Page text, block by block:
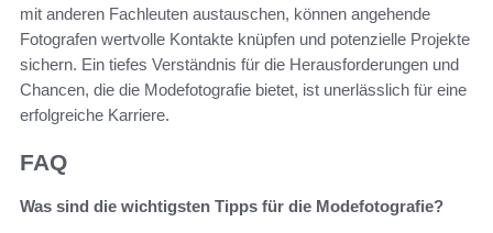
mit anderen Fachleuten austauschen, können angehende
Fotografen wertvolle Kontakte knüpfen und potenzielle Projekte
sichern. Ein tiefes Verständnis für die Herausforderungen und
Chancen, die die Modefotografie bietet, ist unerlässlich für eine
erfolgreiche Karriere.
FAQ
Was sind die wichtigsten Tipps für die Modefotografie?